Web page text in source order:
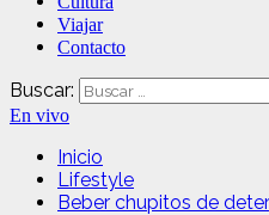
Viajar
Contacto
Buscar:
En vivo
Inicio
Lifestyle
Beber chupitos de